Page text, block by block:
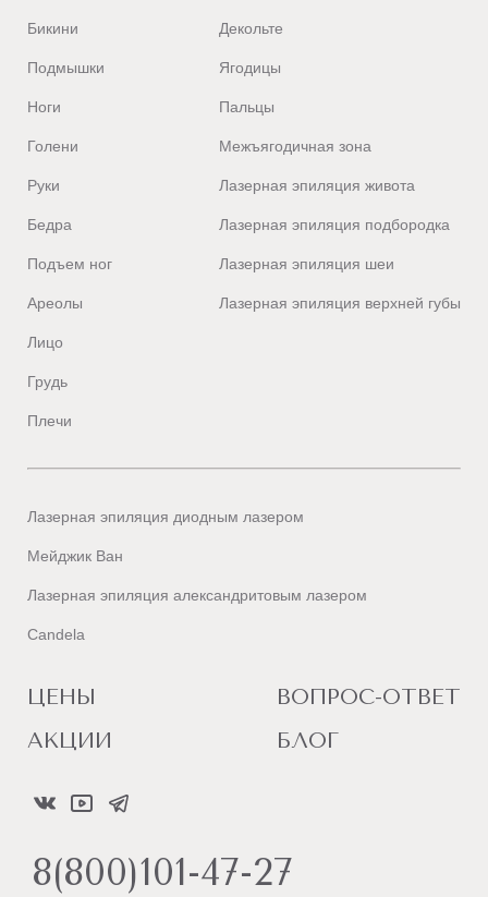
Бикини
Подмышки
Ноги
Голени
Руки
Бедра
Подъем ног
Ареолы
Лицо
Грудь
Плечи
Декольте
Ягодицы
Пальцы
Межъягодичная зона
Лазерная эпиляция живота
Лазерная эпиляция подбородка
Лазерная эпиляция шеи
Лазерная эпиляция верхней губы
Лазерная эпиляция диодным лазером
Мейджик Ван
Лазерная эпиляция александритовым лазером
Candela
ЦЕНЫ
АКЦИИ
ВОПРОС-ОТВЕТ
БЛОГ
8(800)101-47-27